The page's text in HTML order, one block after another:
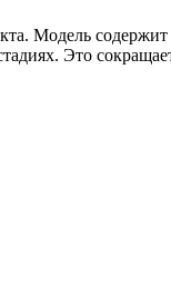
Модель
Это